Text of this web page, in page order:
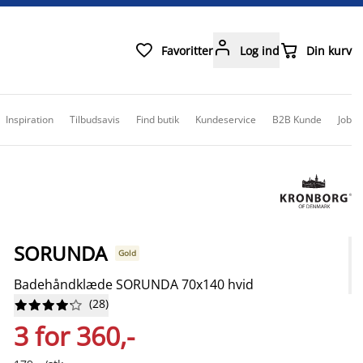
 Favoritter Log ind Din kurv
Inspiration Tilbudsavis Find butik Kundeservice B2B Kunde Job
SORUNDA Gold
Badehåndklæde SORUNDA 70x140 hvid





 (28)
3 for 360,-